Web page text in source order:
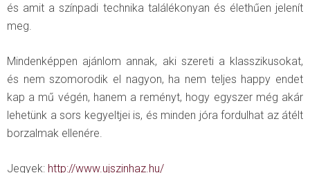
és amit a színpadi technika találékonyan és élethűen jelenít
meg.
Mindenképpen ajánlom annak, aki szereti a klasszikusokat,
és nem szomorodik el nagyon, ha nem teljes happy endet
kap a mű végén, hanem a reményt, hogy egyszer még akár
lehetünk a sors kegyeltjei is, és minden jóra fordulhat az átélt
borzalmak ellenére.
Jegyek: http://www.ujszinhaz.hu/